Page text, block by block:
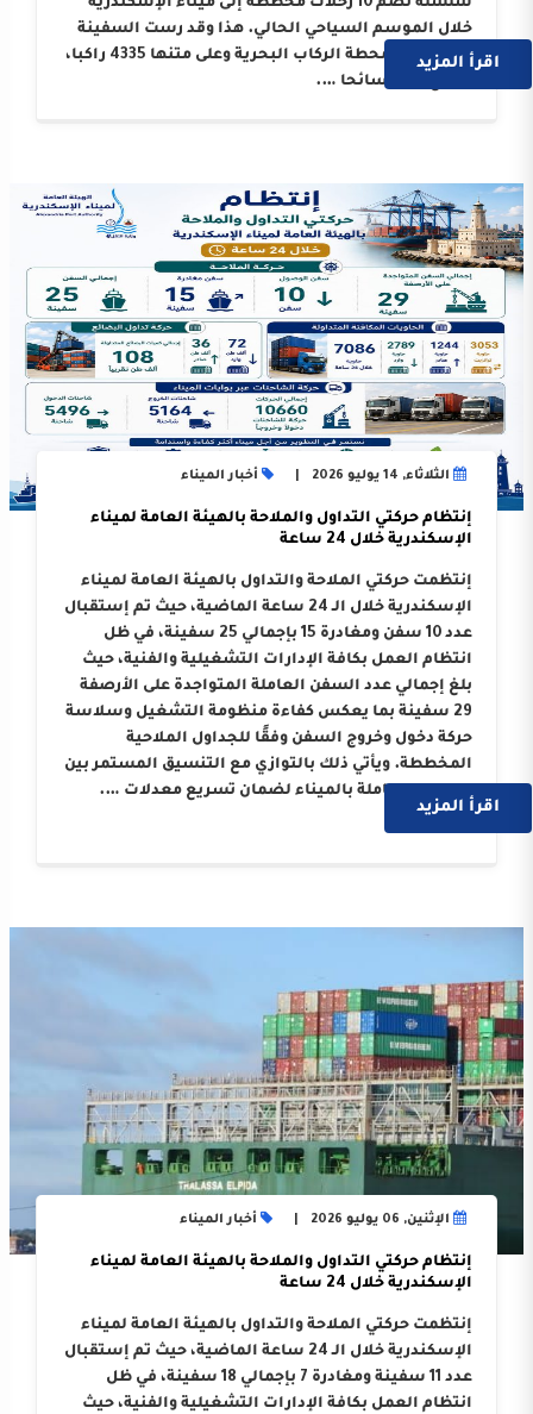
سلسلة تضم 10 رحلات مخططة إلى ميناء الإسكندرية
خلال الموسم السياحي الحالي. هذا وقد رست السفينة
على أرصفة محطة الركاب البحرية وعلى متنها 4335 راكبا،
اقرأ المزيد
الثلاثاء, 14 يوليو 2026 أخبار الميناء
إنتظام حركتي التداول والملاحة بالهيئة العامة لميناء
الإسكندرية خلال 24 ساعة
إنتظمت حركتي الملاحة والتداول بالهيئة العامة لميناء
الإسكندرية خلال الـ 24 ساعة الماضية، حيث تم إستقبال
عدد 10 سفن ومغادرة 15 بإجمالي 25 سفينة، في ظل
انتظام العمل بكافة الإدارات التشغيلية والفنية، حيث
بلغ إجمالي عدد السفن العاملة المتواجدة على الأرصفة
29 سفينة بما يعكس كفاءة منظومة التشغيل وسلاسة
حركة دخول وخروج السفن وفقًا للجداول الملاحية
المخططة. ويأتي ذلك بالتوازي مع التنسيق المستمر بين
الجهات العاملة بالميناء لضمان تسريع معدلات ….
اقرأ المزيد
الإثنين, 06 يوليو 2026 أخبار الميناء
إنتظام حركتي التداول والملاحة بالهيئة العامة لميناء
الإسكندرية خلال 24 ساعة
إنتظمت حركتي الملاحة والتداول بالهيئة العامة لميناء
الإسكندرية خلال الـ 24 ساعة الماضية، حيث تم إستقبال
عدد 11 سفينة ومغادرة 7 بإجمالي 18 سفينة، في ظل
انتظام العمل بكافة الإدارات التشغيلية والفنية، حيث